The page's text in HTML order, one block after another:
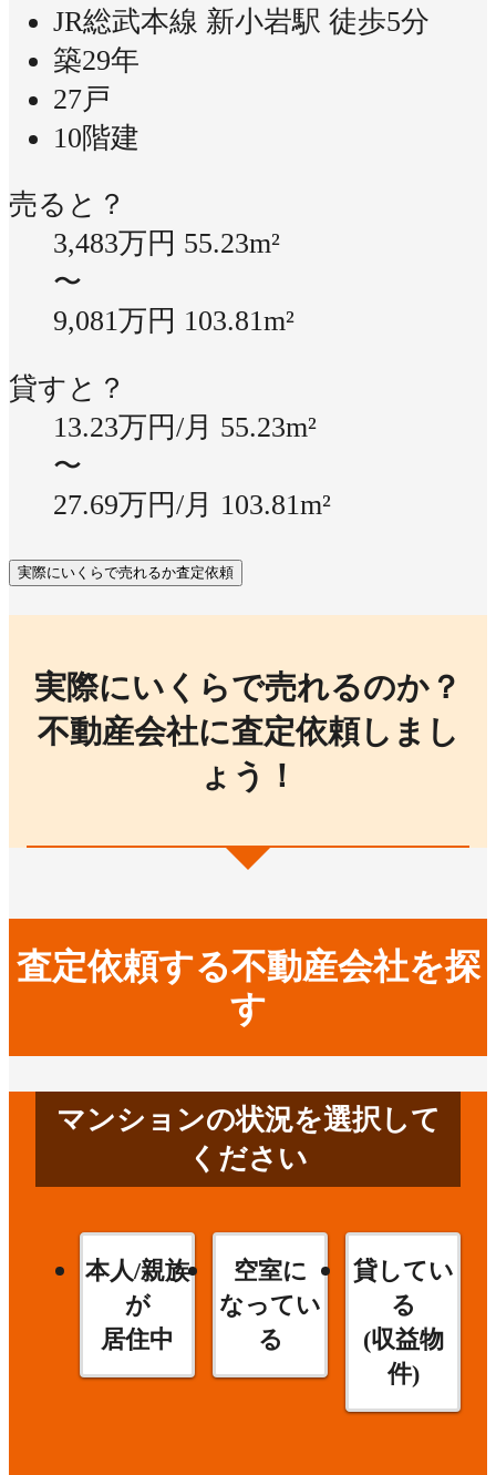
JR総武本線 新小岩駅 徒歩5分
築29年
27戸
10階建
売ると？
3,483万円 55.23m²
〜
9,081万円 103.81m²
貸すと？
13.23万円/月 55.23m²
〜
27.69万円/月 103.81m²
実際にいくらで売れるか査定依頼
実際にいくらで売れるのか？
不動産会社に査定依頼しまし
ょう！
査定依頼する不動産会社を探
す
マンションの状況を選択して
ください
本人/親族
が
居住中
空室に
なってい
る
貸してい
る
(収益物
件)